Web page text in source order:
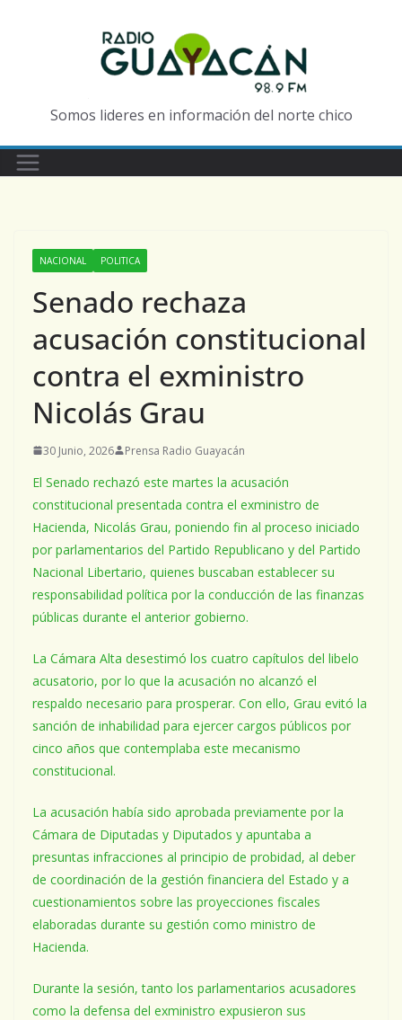
Somos lideres en información del norte chico
NACIONAL POLITICA
Senado rechaza
acusación constitucional
contra el exministro
Nicolás Grau
30 Junio, 2026 Prensa Radio Guayacán
El Senado rechazó este martes la acusación
constitucional presentada contra el exministro de
Hacienda, Nicolás Grau, poniendo fin al proceso iniciado
por parlamentarios del Partido Republicano y del Partido
Nacional Libertario, quienes buscaban establecer su
responsabilidad política por la conducción de las finanzas
públicas durante el anterior gobierno.
La Cámara Alta desestimó los cuatro capítulos del libelo
acusatorio, por lo que la acusación no alcanzó el
respaldo necesario para prosperar. Con ello, Grau evitó la
sanción de inhabilidad para ejercer cargos públicos por
cinco años que contemplaba este mecanismo
constitucional.
La acusación había sido aprobada previamente por la
Cámara de Diputadas y Diputados y apuntaba a
presuntas infracciones al principio de probidad, al deber
de coordinación de la gestión financiera del Estado y a
cuestionamientos sobre las proyecciones fiscales
elaboradas durante su gestión como ministro de
Hacienda.
Durante la sesión, tanto los parlamentarios acusadores
como la defensa del exministro expusieron sus